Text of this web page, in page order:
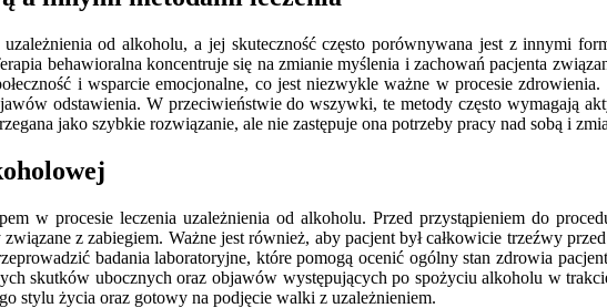
od alkoholu, a jej skuteczność często porównywana jest z innymi
behawioralna koncentruje się na zmianie myślenia i zachowań pacjenta
i wsparcie emocjonalne, co jest niezwykle ważne w procesie
odstawienia. W przeciwieństwie do wszywki, te metody często wymagają
jako szybkie rozwiązanie, ale nie zastępuje ona potrzeby pracy nad sobą i
w procesie leczenia uzależnienia od alkoholu. Przed przystąpieniem do
z zabiegiem. Ważne jest również, aby pacjent był całkowicie trzeźwy
badania laboratoryjne, które pomogą ocenić ogólny stan zdrowia
skutków ubocznych oraz objawów występujących po spożyciu alkoholu w
stylu życia oraz gotowy na podjęcie walki z uzależnieniem.